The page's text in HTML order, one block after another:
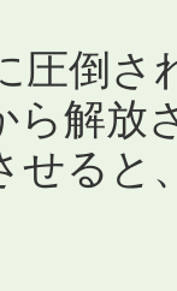
倒さ
ら解放
せると